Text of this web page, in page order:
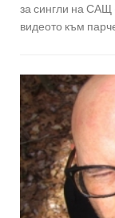
за сингли на САЩ
видеото към